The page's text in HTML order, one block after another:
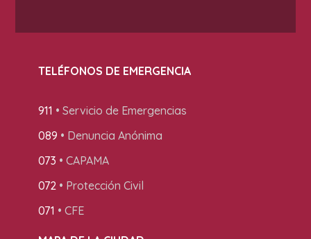
TELÉFONOS DE EMERGENCIA
911 • Servicio de Emergencias
089 • Denuncia Anónima
073 • CAPAMA
072• Protección Civil
071 • CFE